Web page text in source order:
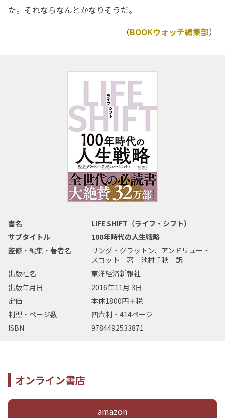
た。それならなんとかなりそうだ。
（BOOKウォッチ編集部）
書名
LIFE SHIFT（ライフ・シフト）
サブタイトル
100年時代の人生戦略
監修・編集・著者名
リンダ・グラットン、アンドリュー・
スコット 著 池村千秋 訳
出版社名
東洋経済新報社
出版年月日
2016年11月 3日
定価
本体1800円＋税
判型・ページ数
四六判・414ページ
ISBN
9784492533871
オンライン書店
amazon